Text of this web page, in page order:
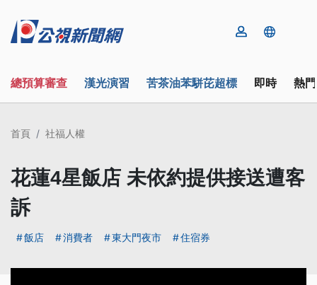
總預算審查 漢光演習 苦茶油苯駢芘超標 即時 熱
首頁 社福人權
花蓮4星飯店 未依約提供接送遭客
訴
飯店 消費者 東大門夜市 住宿券